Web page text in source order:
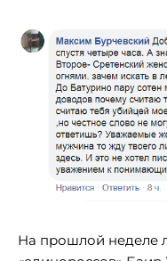
На прошлой неделе